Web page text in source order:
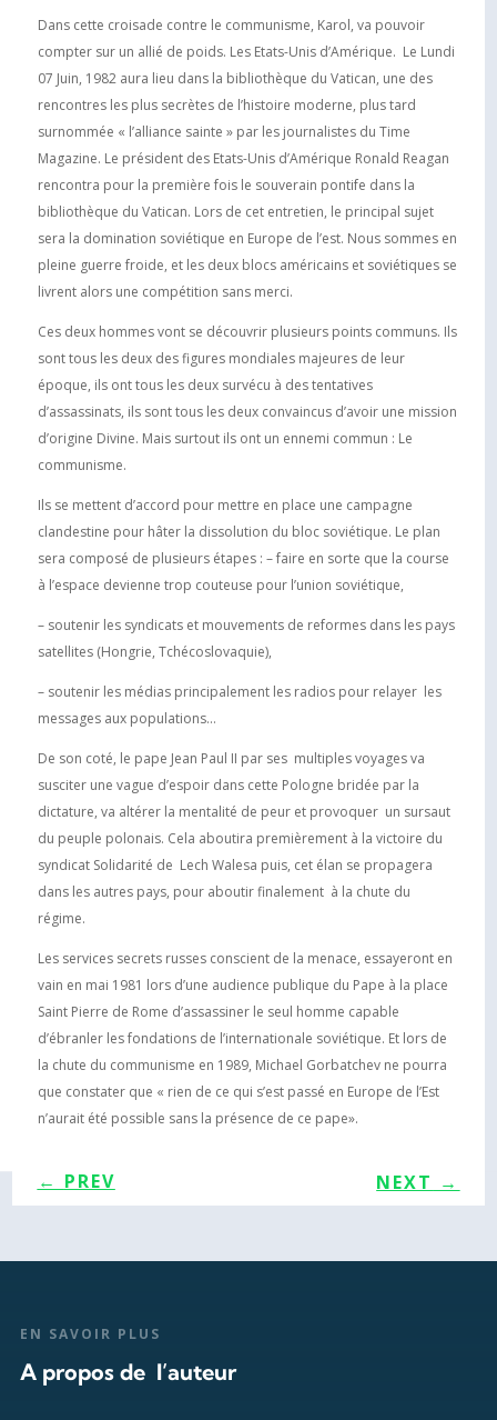
Dans cette croisade contre le communisme, Karol, va pouvoir
compter sur un allié de poids. Les Etats-Unis d’Amérique. Le Lundi
07 Juin, 1982 aura lieu dans la bibliothèque du Vatican, une des
rencontres les plus secrètes de l’histoire moderne, plus tard
surnommée « l’alliance sainte » par les journalistes du Time
Magazine. Le président des Etats-Unis d’Amérique Ronald Reagan
rencontra pour la première fois le souverain pontife dans la
bibliothèque du Vatican. Lors de cet entretien, le principal sujet
sera la domination soviétique en Europe de l’est. Nous sommes en
pleine guerre froide, et les deux blocs américains et soviétiques se
livrent alors une compétition sans merci.
Ces deux hommes vont se découvrir plusieurs points communs. Ils
sont tous les deux des figures mondiales majeures de leur
époque, ils ont tous les deux survécu à des tentatives
d’assassinats, ils sont tous les deux convaincus d’avoir une mission
d’origine Divine. Mais surtout ils ont un ennemi commun : Le
communisme.
Ils se mettent d’accord pour mettre en place une campagne
clandestine pour hâter la dissolution du bloc soviétique. Le plan
sera composé de plusieurs étapes : – faire en sorte que la course
à l’espace devienne trop couteuse pour l’union soviétique,
– soutenir les syndicats et mouvements de reformes dans les pays
satellites (Hongrie, Tchécoslovaquie),
– soutenir les médias principalement les radios pour relayer les
messages aux populations…
De son coté, le pape Jean Paul II par ses multiples voyages va
susciter une vague d’espoir dans cette Pologne bridée par la
dictature, va altérer la mentalité de peur et provoquer un sursaut
du peuple polonais. Cela aboutira premièrement à la victoire du
syndicat Solidarité de Lech Walesa puis, cet élan se propagera
dans les autres pays, pour aboutir finalement à la chute du
régime.
Les services secrets russes conscient de la menace, essayeront en
vain en mai 1981 lors d’une audience publique du Pape à la place
Saint Pierre de Rome d’assassiner le seul homme capable
d’ébranler les fondations de l’internationale soviétique. Et lors de
la chute du communisme en 1989, Michael Gorbatchev ne pourra
que constater que « rien de ce qui s’est passé en Europe de l’Est
n’aurait été possible sans la présence de ce pape».
← PREV NEXT →
EN SAVOIR PLUS
A propos de l’auteur